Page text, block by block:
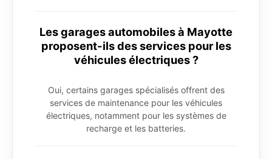
Les garages automobiles à Mayotte
proposent-ils des services pour les
véhicules électriques ?
Oui, certains garages spécialisés offrent des
services de maintenance pour les véhicules
électriques, notamment pour les systèmes de
recharge et les batteries.